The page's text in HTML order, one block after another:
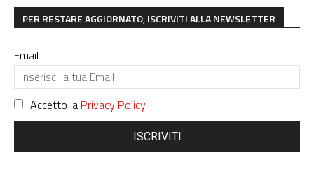
PER RESTARE AGGIORNATO, ISCRIVITI ALLA NEWSLETTER
Email
Accetto la Privacy Policy
ISCRIVITI